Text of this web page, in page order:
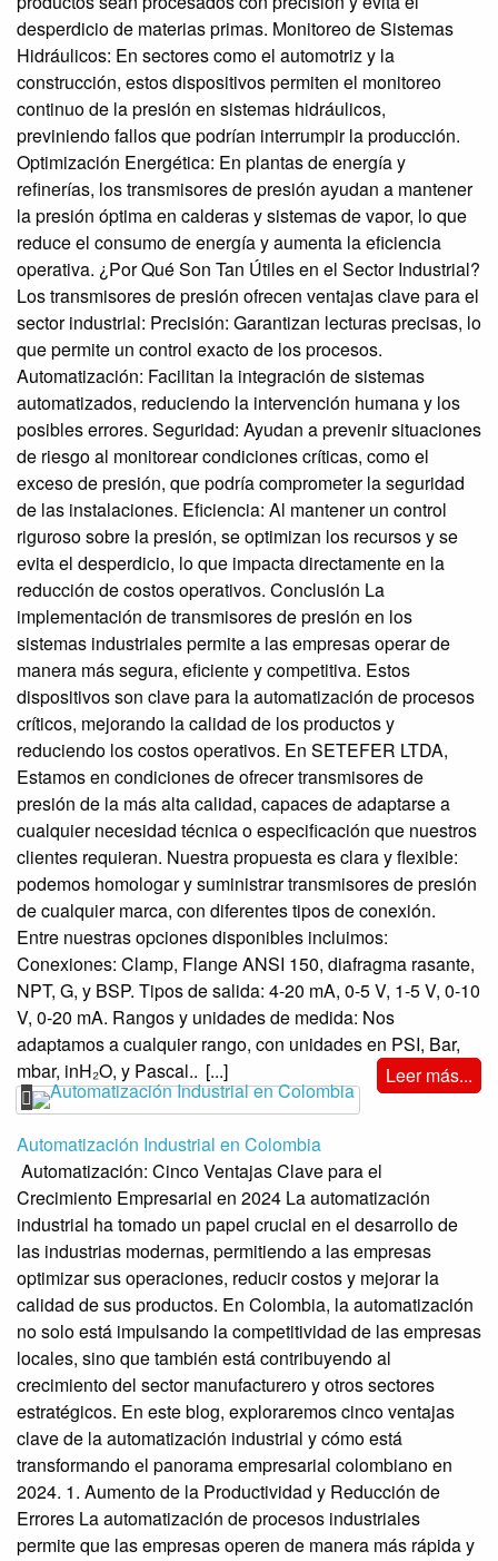
desperdicio de materias primas. Monitoreo de Sistemas
Hidráulicos: En sectores como el automotriz y la
construcción, estos dispositivos permiten el monitoreo
continuo de la presión en sistemas hidráulicos,
previniendo fallos que podrían interrumpir la producción.
Optimización Energética: En plantas de energía y
refinerías, los transmisores de presión ayudan a mantener
la presión óptima en calderas y sistemas de vapor, lo que
reduce el consumo de energía y aumenta la eficiencia
operativa. ¿Por Qué Son Tan Útiles en el Sector Industrial?
Los transmisores de presión ofrecen ventajas clave para el
sector industrial: Precisión: Garantizan lecturas precisas, lo
que permite un control exacto de los procesos.
Automatización: Facilitan la integración de sistemas
automatizados, reduciendo la intervención humana y los
posibles errores. Seguridad: Ayudan a prevenir situaciones
de riesgo al monitorear condiciones críticas, como el
exceso de presión, que podría comprometer la seguridad
de las instalaciones. Eficiencia: Al mantener un control
riguroso sobre la presión, se optimizan los recursos y se
evita el desperdicio, lo que impacta directamente en la
reducción de costos operativos. Conclusión La
implementación de transmisores de presión en los
sistemas industriales permite a las empresas operar de
manera más segura, eficiente y competitiva. Estos
dispositivos son clave para la automatización de procesos
críticos, mejorando la calidad de los productos y
reduciendo los costos operativos. En SETEFER LTDA,
Estamos en condiciones de ofrecer transmisores de
presión de la más alta calidad, capaces de adaptarse a
cualquier necesidad técnica o especificación que nuestros
clientes requieran. Nuestra propuesta es clara y flexible:
podemos homologar y suministrar transmisores de presión
de cualquier marca, con diferentes tipos de conexión.
Entre nuestras opciones disponibles incluimos:
Conexiones: Clamp, Flange ANSI 150, diafragma rasante,
NPT, G, y BSP. Tipos de salida: 4-20 mA, 0-5 V, 1-5 V, 0-10
V, 0-20 mA. Rangos y unidades de medida: Nos
adaptamos a cualquier rango, con unidades en PSI, Bar,
mbar, inH₂O, y Pascal.. [...] Leer más...
Automatización Industrial en Colombia
Automatización: Cinco Ventajas Clave para el
Crecimiento Empresarial en 2024 La automatización
industrial ha tomado un papel crucial en el desarrollo de
las industrias modernas, permitiendo a las empresas
optimizar sus operaciones, reducir costos y mejorar la
calidad de sus productos. En Colombia, la automatización
no solo está impulsando la competitividad de las empresas
locales, sino que también está contribuyendo al
crecimiento del sector manufacturero y otros sectores
estratégicos. En este blog, exploraremos cinco ventajas
clave de la automatización industrial y cómo está
transformando el panorama empresarial colombiano en
2024. 1. Aumento de la Productividad y Reducción de
Errores La automatización de procesos industriales
permite que las empresas operen de manera más rápida y